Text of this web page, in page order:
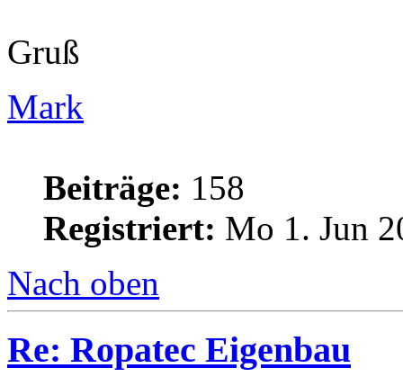
Gruß
Mark
Beiträge: 158
Registriert: Mo 1. Jun
Nach oben
Re: Ropatec Eigenbau